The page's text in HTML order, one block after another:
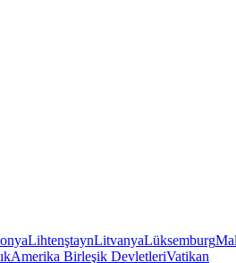
LihtenştaynLitvanyaLüksemburg
Amerika Birleşik DevletleriVatikan